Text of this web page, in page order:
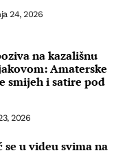
24, 2026
na kazališnu
Amaterske
smijeh i satire pod
2026
u videu svima na